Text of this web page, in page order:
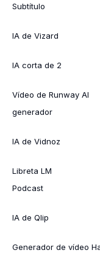
Subtítulo
IA de Vizard
IA corta de 2
Vídeo de Runway AI
generador
IA de Vidnoz
Libreta LM
Podcast
IA de Qlip
Generador de vídeo